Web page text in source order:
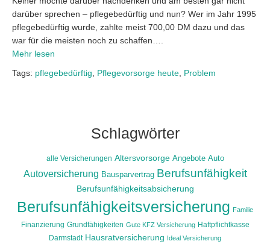
darüber sprechen – pflegebedürftig und nun? Wer im Jahr 1995
pflegebedürftig wurde, zahlte meist 700,00 DM dazu und das
war für die meisten noch zu schaffen….
Mehr lesen
Tags: pflegebedürftig Pflegevorsorge heute Problem
Schlagwörter
alle Versicherungen Altersvorsorge Angebote Auto
Autoversicherung Bausparvertrag Berufsunfähigkeit
Berufsunfähigkeitsabsicherung
Berufsunfähigkeitsversicherung Familie
Finanzierung Grundfähigkeiten Gute KFZ Versicherung Haftpflichtkasse
Darmstadt Hausratversicherung Ideal Versicherung